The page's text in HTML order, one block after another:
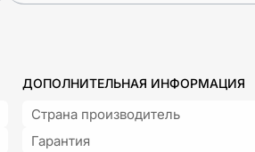
ДОПОЛНИТЕЛЬНАЯ ИНФОРМАЦИЯ
Страна производитель
Гарантия